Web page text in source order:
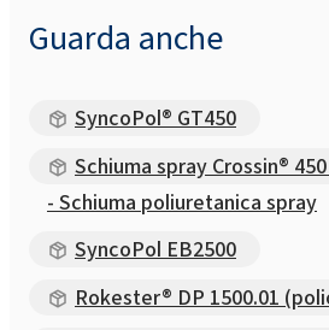
Guarda anche
SyncoPol® GT450
Schiuma spray Crossin®
- Schiuma poliuretanica spray
SyncoPol EB2500
Rokester® DP 1500.01